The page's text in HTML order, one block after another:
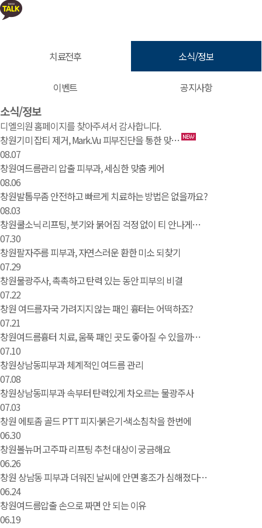
치료전후 소식/정보
이벤트 공지사항
소식/정보 | 창원 피부과 디엘의원
소식/정보
디엘의원 홈페이지를 찾아주셔서 감사합니다.
창원기미 잡티 제거, Mark.Vu 피부진단을 통한 맞…
08.07
창원여드름관리 압출 피부과, 세심한 맞춤 케어
08.06
창원발톱무좀 안전하고 빠르게 치료하는 방법은 없을까요?
08.03
창원쿨소닉 리프팅, 붓기와 붉어짐 걱정 없이 티 안나게…
07.30
창원팔자주름 피부과, 자연스러운 환한 미소 되찾기
07.29
창원물광주사, 촉촉하고 탄력 있는 동안 피부의 비결
07.22
창원 여드름자국 가려지지 않는 패인 흉터는 어떡하죠?
07.21
창원여드름흉터 치료, 움푹 패인 곳도 좋아질 수 있을까…
07.10
창원상남동피부과 체계적인 여드름 관리
07.08
창원상남동피부과 속부터 탄력있게 차오르는 물광주사
07.03
창원 에토좀 골드 PTT 피지·붉은기·색소침착을 한번에
06.30
창원볼뉴머 고주파 리프팅 추천 대상이 궁금해요
06.26
창원 상남동 피부과 더워진 날씨에 안면 홍조가 심해졌다…
06.24
창원여드름압출 손으로 짜면 안 되는 이유
06.19